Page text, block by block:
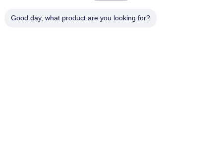
ที่อยู่ บริษัท
Good day, what product are you looking for?